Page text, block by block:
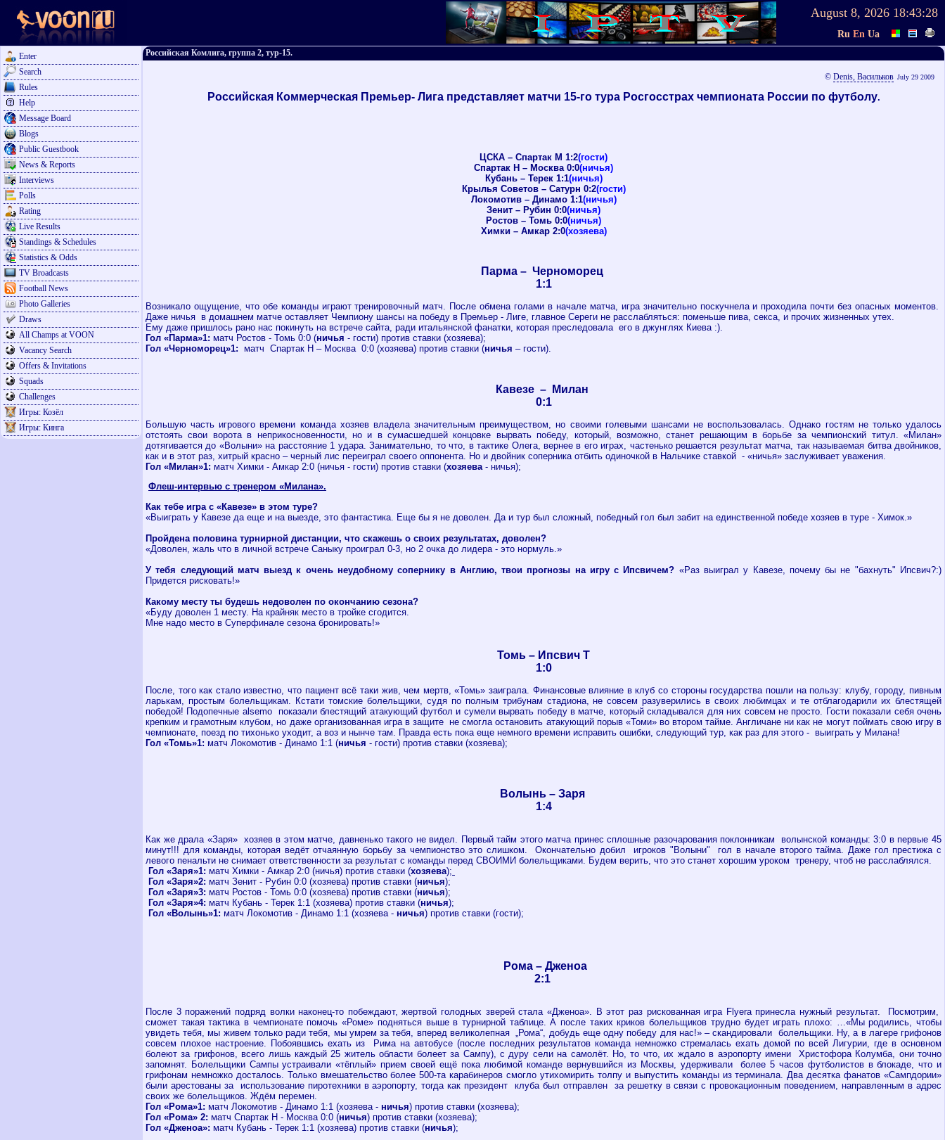
August 8, 2026 18:43:28
Ru En Ua
Enter
Search
Rules
Help
Message Board
Blogs
Public Guestbook
News & Reports
Interviews
Polls
Rating
Live Results
Standings & Schedules
Statistics & Odds
TV Broadcasts
Football News
Photo Galleries
Draws
All Champs at VOON
Vacancy Search
Offers & Invitations
Squads
Challenges
Игры: Козёл
Игры: Кинга
Российская Комлига, группа 2, тур-15.
© Denis, Васильков July 29 2009
Российская Коммерческая Премьер- Лига представляет матчи 15-го тура Росгосстрах чемпионата России по футболу.
ЦСКА – Спартак М 1:2(гости)
Спартак Н – Москва 0:0(ничья)
Кубань – Терек 1:1(ничья)
Крылья Советов – Сатурн 0:2(гости)
Локомотив – Динамо 1:1(ничья)
Зенит – Рубин 0:0(ничья)
Ростов – Томь 0:0(ничья)
Химки – Амкар 2:0(хозяева)
Парма – Черноморец
1:1
Возникало ощущение, что обе команды играют тренировочный матч. После обмена голами в начале матча, игра значительно поскучнела и проходила почти без опасных моментов.
Даже ничья в домашнем матче оставляет Чемпиону шансы на победу в Премьер - Лиге, главное Сереги не расслабляться: поменьше пива, секса, и прочих жизненных утех.
Ему даже пришлось рано нас покинуть на встрече сайта, ради итальянской фанатки, которая преследовала его в джунглях Киева :).
Гол «Парма»1: матч Ростов - Томь 0:0 (ничья - гости) против ставки (хозяева);
Гол «Черноморец»1: матч Спартак Н – Москва 0:0 (хозяева) против ставки (ничья – гости).
Кавезе – Милан
0:1
Большую часть игрового времени команда хозяев владела значительным преимуществом, но своими голевыми шансами не воспользовалась. Однако гостям не только удалось
отстоять свои ворота в неприкосновенности, но и в сумасшедшей концовке вырвать победу, который, возможно, станет решающим в борьбе за чемпионский титул. «Милан»
дотягивается до «Волыни» на расстояние 1 удара. Занимательно, то что, в тактике Олега, вернее в его играх, частенько решается результат матча, так называемая битва двойников,
как и в этот раз, хитрый красно – черный лис переиграл своего оппонента. Но и двойник соперника отбить одиночкой в Нальчике ставкой - «ничья» заслуживает уважения.
Гол «Милан»1: матч Химки - Амкар 2:0 (ничья - гости) против ставки (хозяева - ничья);
Флеш-интервью с тренером «Милана».
Как тебе игра с «Кавезе» в этом туре?
«Выиграть у Кавезе да еще и на выезде, это фантастика. Еще бы я не доволен. Да и тур был сложный, победный гол был забит на единственной победе хозяев в туре - Химок.»
Пройдена половина турнирной дистанции, что скажешь о своих результатах, доволен?
«Доволен, жаль что в личной встрече Саныку проиграл 0-3, но 2 очка до лидера - это нормуль.»
У тебя следующий матч выезд к очень неудобному сопернику в Англию, твои прогнозы на игру с Ипсвичем? «Раз выиграл у Кавезе, почему бы не "бахнуть" Ипсвич?:)
Придется рисковать!»
Какому месту ты будешь недоволен по окончанию сезона?
«Буду доволен 1 месту. На крайняк место в тройке сгодится.
Мне надо место в Суперфинале сезона бронировать!»
Томь – Ипсвич Т
1:0
После, того как стало известно, что пациент всё таки жив, чем мертв, «Томь» заиграла. Финансовые влияние в клуб со стороны государства пошли на пользу: клубу, городу, пивным
ларькам, простым болельщикам. Кстати томские болельщики, судя по полным трибунам стадиона, не совсем разуверились в своих любимцах и те отблагодарили их блестящей
победой! Подопечные alsemo показали блестящий атакующий футбол и сумели вырвать победу в матче, который складывался для них совсем не просто. Гости показали себя очень
крепким и грамотным клубом, но даже организованная игра в защите не смогла остановить атакующий порыв «Томи» во втором тайме.Англичане ни как не могут поймать свою игру в
чемпионате, поезд по тихонько уходит, а воз и нынче там. Правда есть пока еще немного времени исправить ошибки, следующий тур, как раз для этого - выиграть у Милана!
Гол «Томь»1: матч Локомотив - Динамо 1:1 (ничья - гости) против ставки (хозяева);
Волынь – Заря
1:4
Как же драла «Заря» хозяев в этом матче, давненько такого не видел. Первый тайм этого матча принес сплошные разочарования поклонникам волынской команды: 3:0 в первые 45
минут!!! для команды, которая ведёт отчаянную борьбу за чемпионство это слишком. Окончательно добил игроков "Волыни" гол в начале второго тайма. Даже гол престижа с
левого пенальти не снимает ответственности за результат с команды перед СВОИМИ болельщиками. Будем верить, что это станет хорошим уроком тренеру, чтоб не расслаблялся.
Гол «Заря»1: матч Химки - Амкар 2:0 (ничья) против ставки (хозяева);
Гол «Заря»2: матч Зенит - Рубин 0:0 (хозяева) против ставки (ничья);
Гол «Заря»3: матч Ростов - Томь 0:0 (хозяева) против ставки (ничья);
Гол «Заря»4: матч Кубань - Терек 1:1 (хозяева) против ставки (ничья);
Гол «Волынь»1: матч Локомотив - Динамо 1:1 (хозяева - ничья) против ставки (гости);
Рома – Дженоа
2:1
После 3 поражений подряд волки наконец-то побеждают, жертвой голодных зверей стала «Дженоа». В этот раз рискованная игра Flyera принесла нужный результат. Посмотрим,
сможет такая тактика в чемпионате помочь «Роме» подняться выше в турнирной таблице. А после таких криков болельщиков трудно будет играть плохо: …«Мы родились, чтобы
увидеть тебя, мы живем только ради тебя, мы умрем за тебя, вперед великолепная „Рома“, добудь еще одну победу для нас!» – скандировали болельщики. Ну, а в лагере грифонов
совсем плохое настроение. Побоявшись ехать из Рима на автобусе (после последних результатов команда немножко стремалась ехать домой по всей Лигурии, где в основном
болеют за грифонов, всего лишь каждый 25 житель области болеет за Сампу), с дуру сели на самолёт. Но, то что, их ждало в аэропорту имени Христофора Колумба, они точно
запомнят. Болельщики Сампы устраивали «тёплый» прием своей ещё пока любимой команде вернувшийся из Москвы, удерживали более 5 часов футболистов в блокаде, что и
грифонам немножко досталось. Только вмешательство более 500-та карабинеров смогло утихомирить толпу и выпустить команды из терминала. Два десятка фанатов «Сампдории»
были арестованы за использование пиротехники в аэропорту, тогда как президент клуба был отправлен за решетку в связи с провокационным поведением, направленным в адрес
своих же болельщиков. Ждём перемен.
Гол «Рома»1: матч Локомотив - Динамо 1:1 (хозяева - ничья) против ставки (хозяева);
Гол «Рома» 2: матч Спартак Н - Москва 0:0 (ничья) против ставки (хозяева);
Гол «Дженоа»: матч Кубань - Терек 1:1 (хозяева) против ставки (ничья);